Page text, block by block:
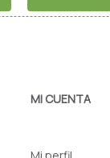
MI CUENTA